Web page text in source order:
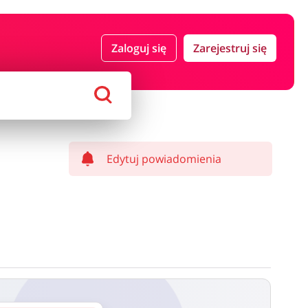
Zaloguj się Zarejestruj się
Edytuj powiadomienia
oraz może być naliczony od kwoty zamówienia